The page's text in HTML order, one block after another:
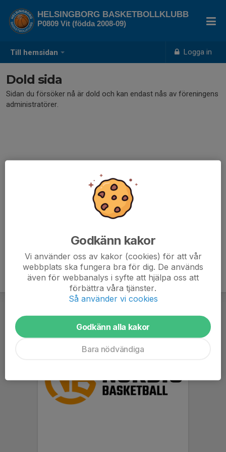
Till hemsidan Logga in
HELSINGBORG BASKETBOLLKLUBB
P0809 Vit (födda 2008-09)
Dold sida
Sidan du försöker nå är dold och kan endast nås av föreningens
administratörer.
Godkänn kakor
Vi använder oss av kakor (cookies) för att vår
webbplats ska fungera bra för dig. De används
även för webbanalys i syfte att hjälpa oss att
förbättra våra tjänster.
Så använder vi cookies
Godkänn alla kakor
Bara nödvändiga